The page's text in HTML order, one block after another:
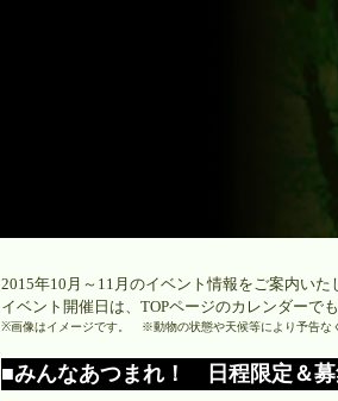
2015年10月～11月のイベント情報をご案内いた
イベント開催日は、 TOPページのカレンダーで
※画像はイメージです。 ※動物の状態や天候等により予告な
■みんなあつまれ！ 日程限定＆募